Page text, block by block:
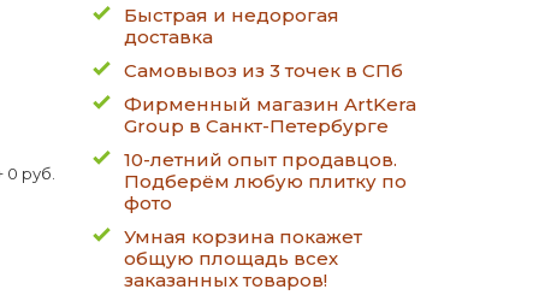
0 руб.
Быстрая и недорогая
доставка
Самовывоз из 3 точек в СПб
Фирменный магазин ArtKera
Group в Санкт-Петербурге
10-летний опыт продавцов.
Подберём любую плитку по
фото
Умная корзина покажет
общую площадь всех
заказанных товаров!